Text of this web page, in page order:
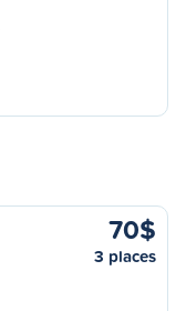
70$
3 places